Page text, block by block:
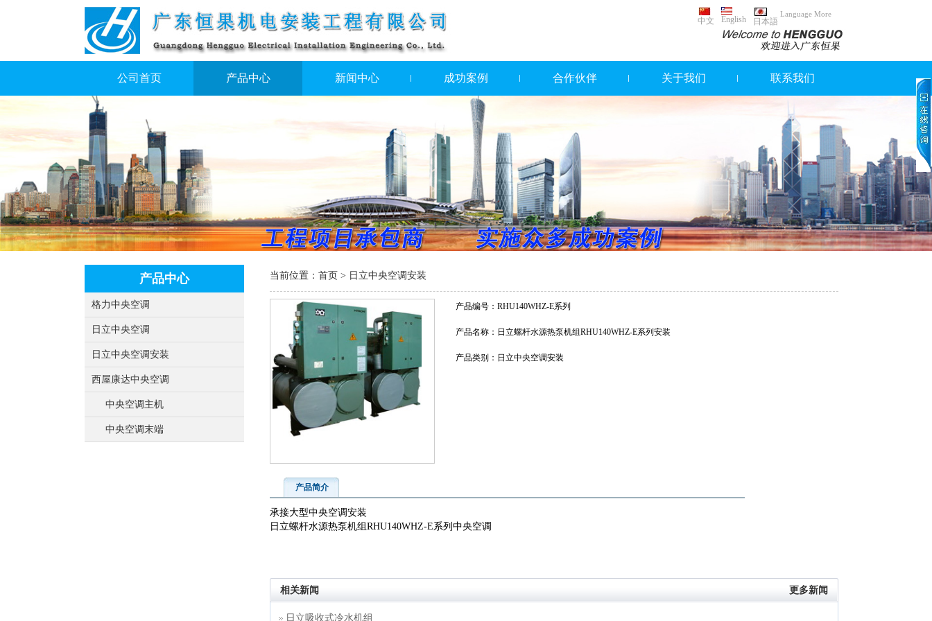
中文 English 日本語
Language More
公司首页 产品中心 新闻中心 成功案例 合作伙伴 关于我们 联系我们
产品中心
格力中央空调
日立中央空调
日立中央空调安装
西屋康达中央空调
中央空调主机
中央空调末端
当前位置： 首页 > 日立中央空调安装
产品编号：RHU140WHZ-E系列
产品名称：日立螺杆水源热泵机组RHU140WHZ-E系列安装
产品类别：日立中央空调安装
产品简介
承接大型中央空调安装
日立螺杆水源热泵机组RHU140WHZ-E系列中央空调
相关新闻 更多新闻
日立吸收式冷水机组